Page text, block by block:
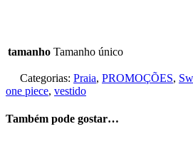
tamanho Tamanho único
Categorias: Praia, PROMOÇÕES,
one piece, vestido
Também pode gostar…